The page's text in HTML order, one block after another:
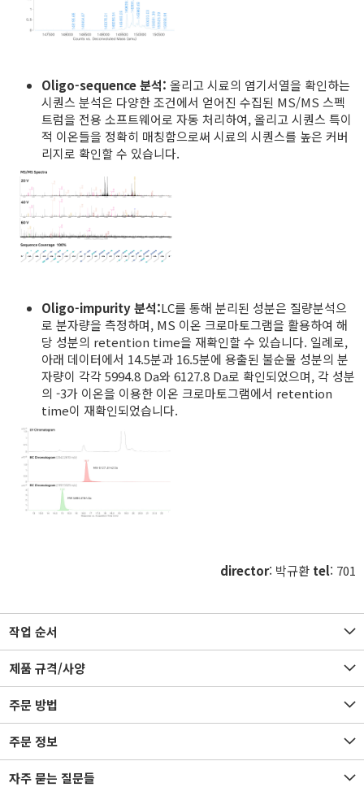
Oligo-sequence 분석: 올리고 시료의 염기서열을 확인하는
시퀀스 분석은 다양한 조건에서 얻어진 수집된 MS/MS 스펙
트럼을 전용 소프트웨어로 자동 처리하여, 올리고 시퀀스 특이
적 이온들을 정확히 매칭함으로써 시료의 시퀀스를 높은 커버
리지로 확인할 수 있습니다.
Oligo-impurity 분석:LC를 통해 분리된 성분은 질량분석으
로 분자량을 측정하며, MS 이온 크로마토그램을 활용하여 해
당 성분의 retention time을 재확인할 수 있습니다. 일례로,
아래 데이터에서 14.5분과 16.5분에 용출된 불순물 성분의 분
자량이 각각 5994.8 Da와 6127.8 Da로 확인되었으며, 각 성분
의 -3가 이온을 이용한 이온 크로마토그램에서 retention
time이 재확인되었습니다.
director: 박규환 tel: 701
작업 순서
제품 규격/사양
주문 방법
주문 정보
자주 묻는 질문들